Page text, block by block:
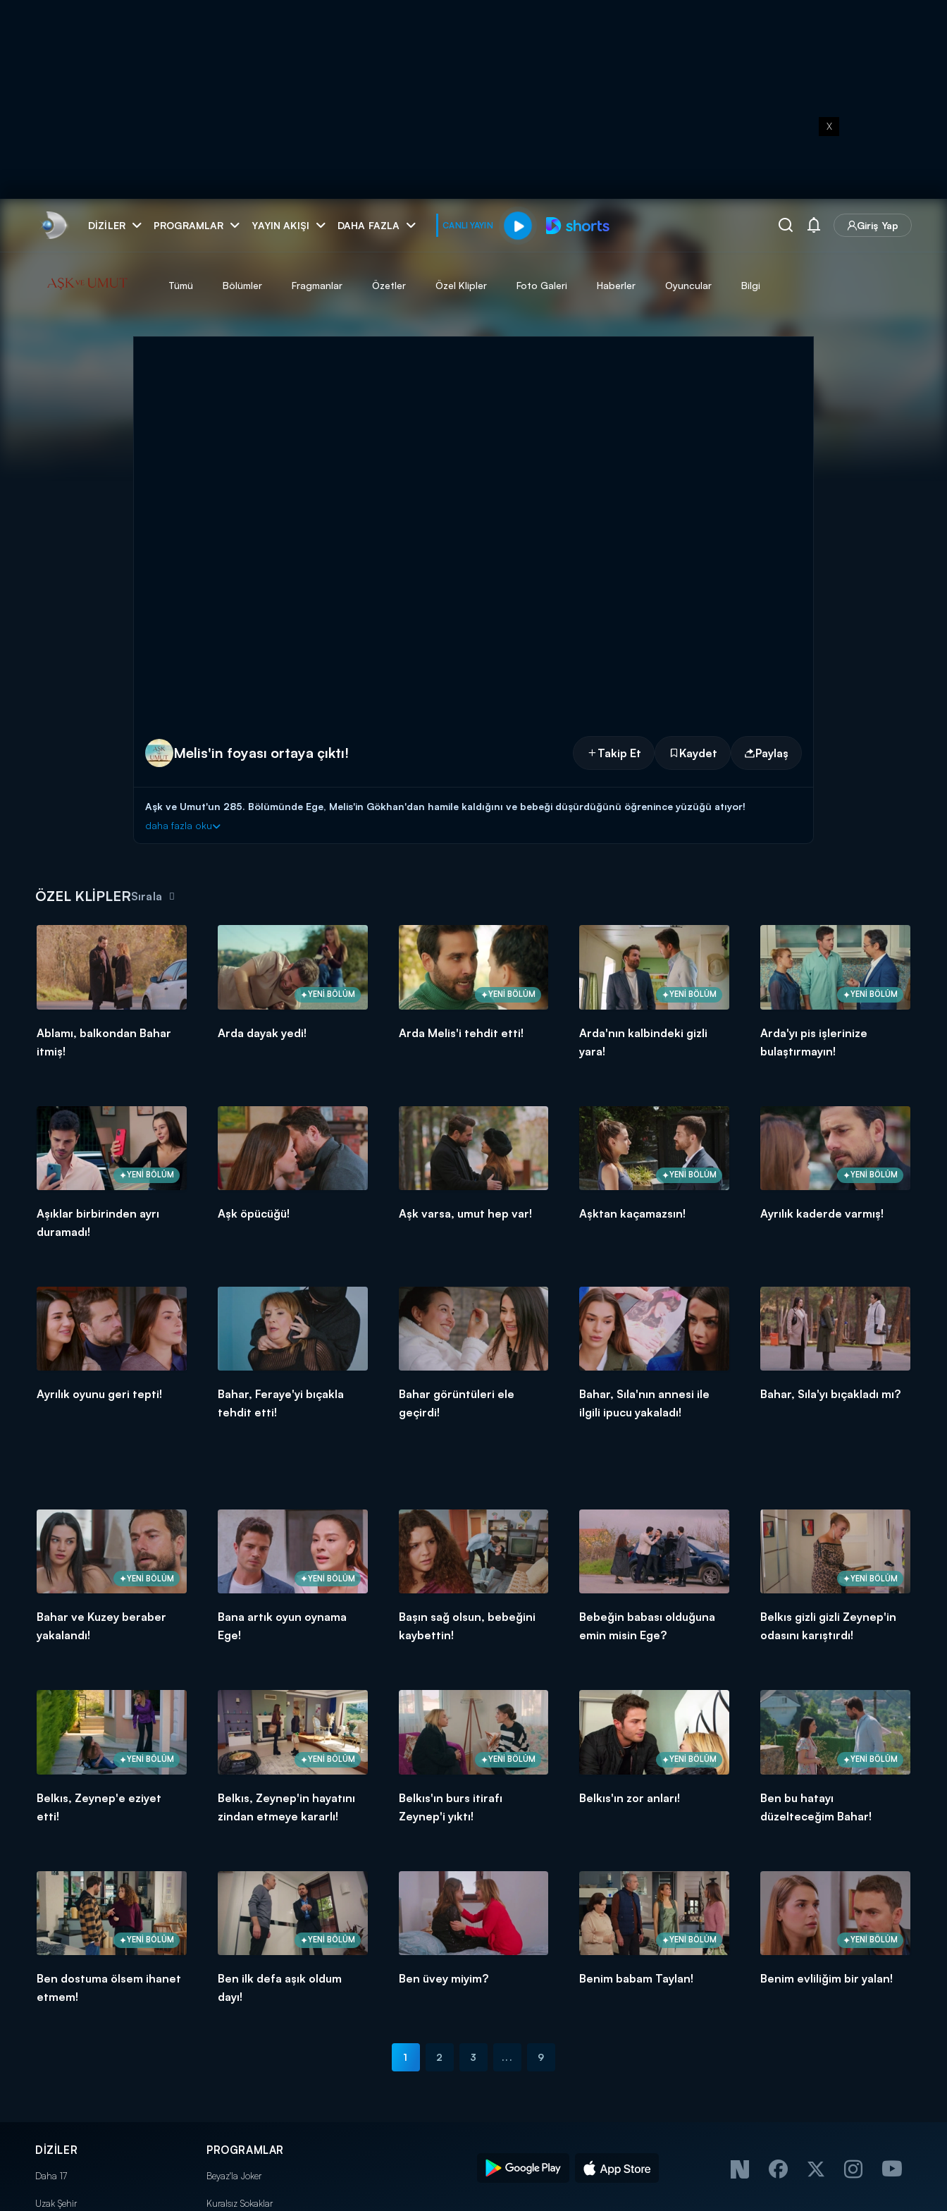
X
DIZILER PROGRAMLAR YAYIN AKIŞI DAHA FAZLA CANLI YAYIN Giriş Yap
muhteşem ikili
Tümü Bölümler Fragmanlar Özetler Özel Klipler Foto Galeri Haberler Oyuncular Bilgi
Melis'in foyası ortaya çıktı! Takip Et Kaydet Paylaş
Aşk ve Umut'un 285. Bölümünde Ege, Melis'in Gökhan'dan hamile kaldığını ve bebeği düşürdüğünü öğrenince yüzüğü atıyor!
daha fazla oku
ÖZEL KLİPLERSırala
Ablamı, balkondan Bahar
itmiş!
YENİ BÖLÜM
Arda dayak yedi!
YENİ BÖLÜM
Arda Melis'i tehdit etti!
YENİ BÖLÜM
Arda'nın kalbindeki gizli
yara!
YENİ BÖLÜM
Arda'yı pis işlerinize
bulaştırmayın!
YENİ BÖLÜM
Aşıklar birbirinden ayrı
duramadı!
Aşk öpücüğü! Aşk varsa, umut hep var!
YENİ BÖLÜM
Aşktan kaçamazsın!
YENİ BÖLÜM
Ayrılık kaderde varmış!
Ayrılık oyunu geri tepti!
Bahar, Feraye'yi bıçakla
tehdit etti!
Bahar görüntüleri ele
geçirdi!
Bahar, Sıla'nın annesi ile
ilgili ipucu yakaladı!
Bahar, Sıla'yı bıçakladı mı?
YENİ BÖLÜM
Bahar ve Kuzey beraber
yakalandı!
YENİ BÖLÜM
Bana artık oyun oynama
Ege!
Başın sağ olsun, bebeğini
kaybettin!
Bebeğin babası olduğuna
emin misin Ege?
YENİ BÖLÜM
Belkıs gizli gizli Zeynep'in
odasını karıştırdı!
YENİ BÖLÜM
Belkıs, Zeynep'e eziyet
etti!
YENİ BÖLÜM
Belkıs, Zeynep'in hayatını
zindan etmeye kararlı!
YENİ BÖLÜM
Belkıs'ın burs itirafı
Zeynep'i yıktı!
YENİ BÖLÜM
Belkıs'ın zor anları!
YENİ BÖLÜM
Ben bu hatayı
düzelteceğim Bahar!
YENİ BÖLÜM
Ben dostuma ölsem ihanet
etmem!
YENİ BÖLÜM
Ben ilk defa aşık oldum
dayı!
Ben üvey miyim?
YENİ BÖLÜM
Benim babam Taylan!
YENİ BÖLÜM
Benim evliliğim bir yalan!
1 2 3 ... 9
DİZİLER
Daha 17
Uzak Şehir
PROGRAMLAR
Beyaz'la Joker
Kuralsız Sokaklar